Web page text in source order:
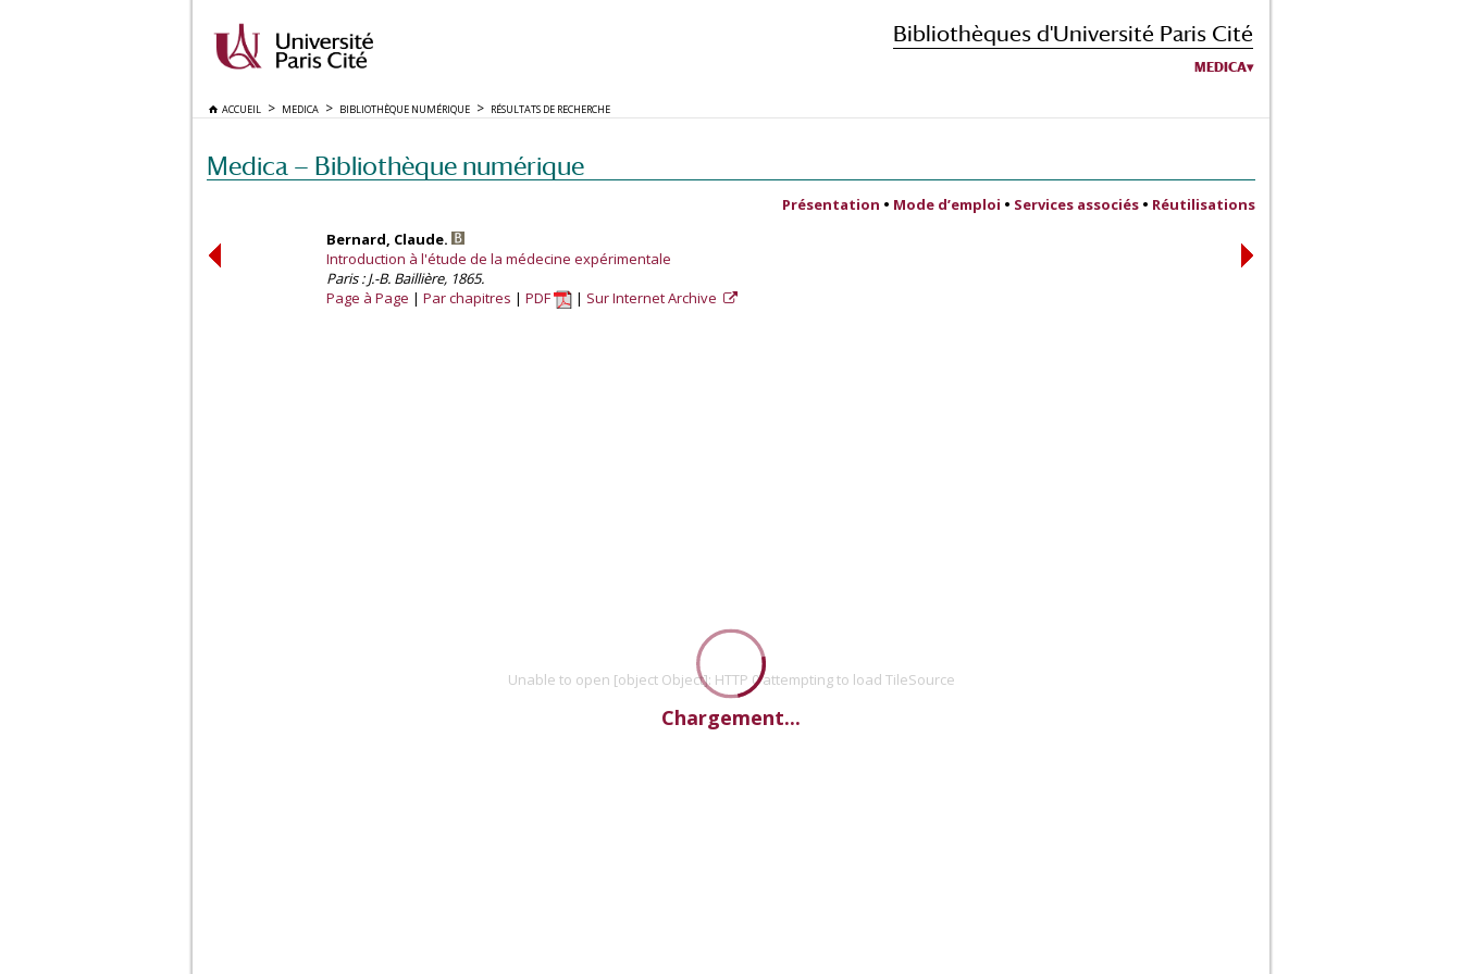
Bibliothèques d'Université Paris Cité
MEDICA
ACCUEIL MEDICA BIBLIOTHÈQUE NUMÉRIQUE RÉSULTATS DE RECHERCHE
Medica — Bibliothèque numérique
Présentation • Mode d’emploi • Services associés • Réutilisations
Bernard, Claude.
Introduction à l'étude de la médecine expérimentale
Paris : J.-B. Baillière, 1865.
Page à Page
Par chapitres PDF Sur Internet Archive
Unable to open [object Object]: HTTP 0 attempting to load TileSource
Chargement...